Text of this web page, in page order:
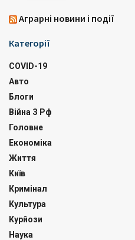
Аграрні новини і події
Категорії
COVID-19
Авто
Блоги
Війна З Рф
Головне
Економіка
Життя
Київ
Кримінал
Культура
Курйози
Наука